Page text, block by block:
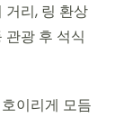
거리, 링 환상
관광 후 석식
이리게 모듬